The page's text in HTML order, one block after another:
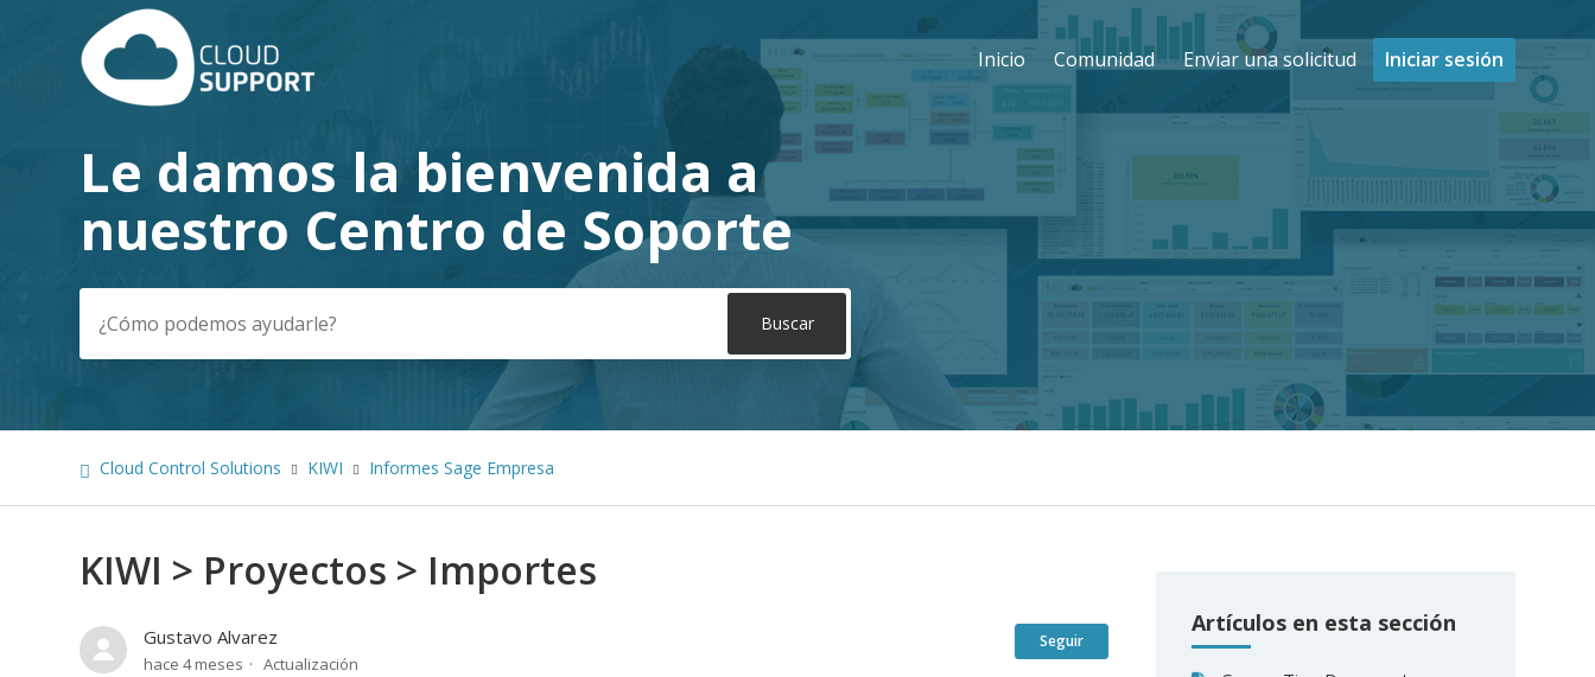
Inicio Comunidad Enviar una solicitud Iniciar sesión
Búsqueda
Le damos la bienvenida a
nuestro Centro de Soporte
Cloud Control Solutions KIWI Informes Sage Empresa
Artículos en esta sección
KIWI > Proyectos > Importes
Gustavo Alvarez
hace 4 meses Actualización
Seguir Nadie lo sigue aún